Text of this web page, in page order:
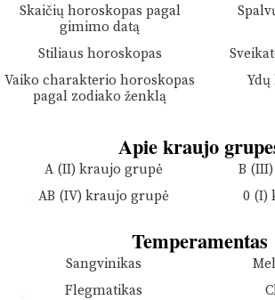
Skaičių horoskopas pagal
gimimo datą
Stiliaus horoskopas
Vaiko charakterio horoskopas
pagal zodiako ženklą
Ydų
Apie kraujo
A (II) kraujo grupė
B
AB (IV) kraujo grupė
0 (I)
Temperamentas
Sangvinikas
Flegmatikas